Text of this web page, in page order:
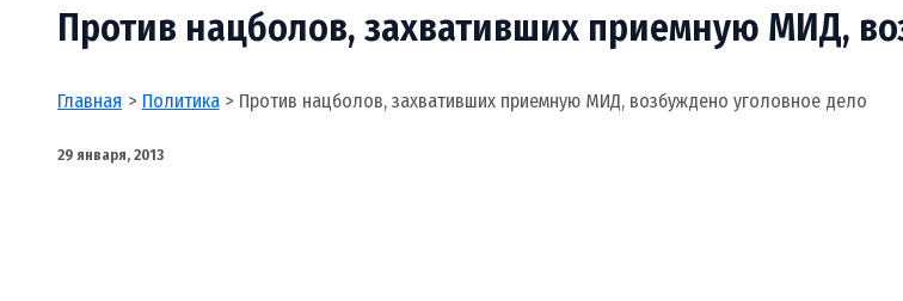
Против нацболов, захвативших приемную МИД,
Главная Политика Против нацболов, захвативших приемную МИД, возбуждено уголовное дело
29 января, 2013